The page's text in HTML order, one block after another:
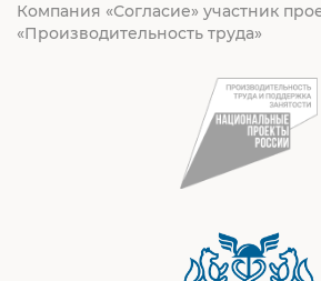
Компания «Согласие» участник
«Производительность труда»